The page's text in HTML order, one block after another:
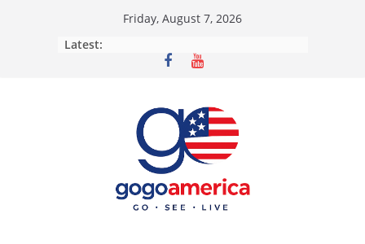
Friday, August 7, 2026
Latest: